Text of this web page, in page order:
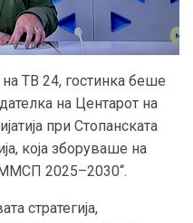
на ТВ 24, гостинка беше
на Центарот на
при Стопанската
која зборуваше на
ММСП 2025–2030“.
стратегија,